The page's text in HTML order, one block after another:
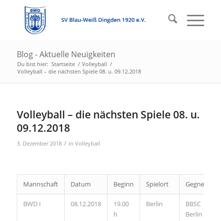
Blog - Aktuelle Neuigkeiten
Du bist hier: Startseite / Volleyball /
Volleyball – die nächsten Spiele 08. u. 09.12.2018
Volleyball – die nächsten Spiele 08. u.
09.12.2018
3. Dezember 2018 / in Volleyball
Mannschaft Datum Beginn Spielort Gegner
BWD I 08.12.2018
19.00
h
Berlin
BBSC
Berlin